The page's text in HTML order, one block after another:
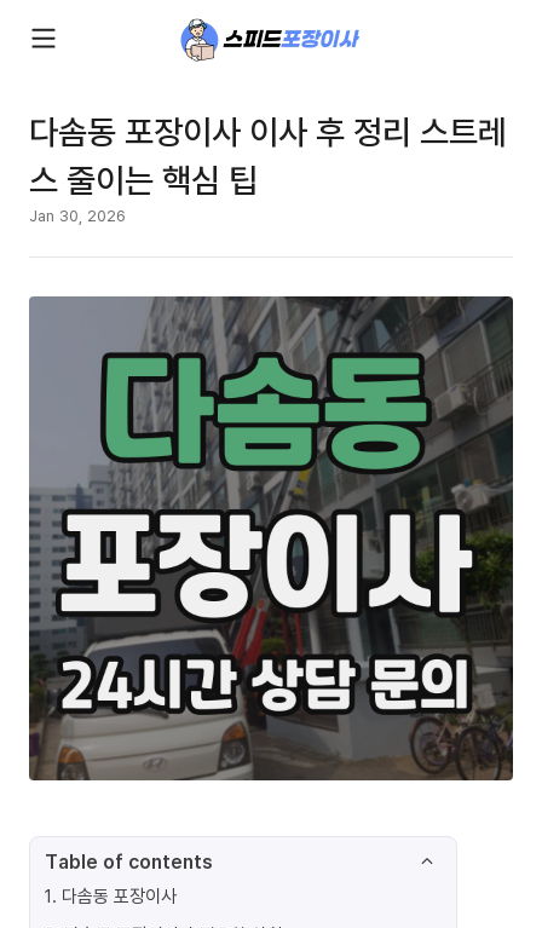
다솜동 포장이사 이사 후 정리 스트레
스 줄이는 핵심 팁
Jan 30, 2026
Table of contents
1. 다솜동 포장이사